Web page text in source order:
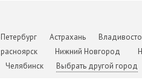
Астрахань
Нижний Новгород
Челябинск Выбрать другой город